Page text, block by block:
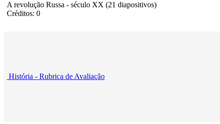
A revolução Russa - século XX (21 diapositivos)
Créditos: 0
História - Rubrica de Avaliação